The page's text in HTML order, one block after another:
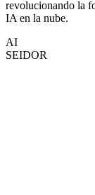
revolucionando la
IA en la nube.
AI
SEIDOR